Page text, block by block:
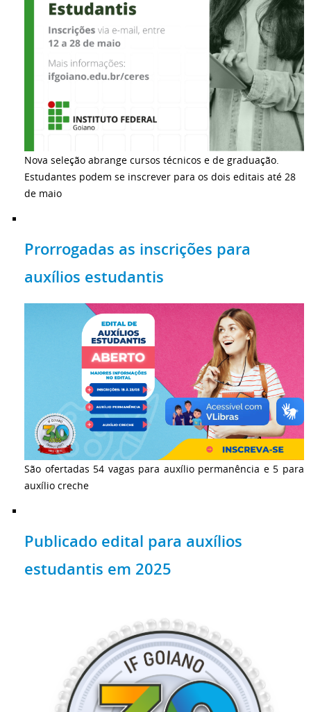
Nova seleção abrange cursos técnicos e de graduação.
Estudantes podem se inscrever para os dois editais até 28
de maio
Prorrogadas as inscrições para
auxílios estudantis
São ofertadas 54 vagas para auxílio permanência e 5 para
auxílio creche
Publicado edital para auxílios
estudantis em 2025